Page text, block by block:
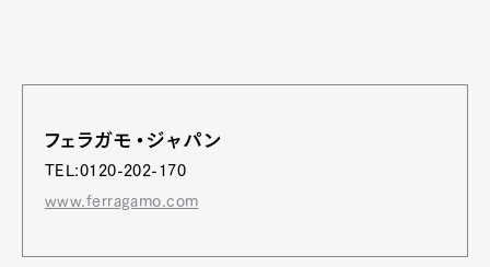
フェラガモ・ジャパン
TEL:0120-202-170
www.ferragamo.com